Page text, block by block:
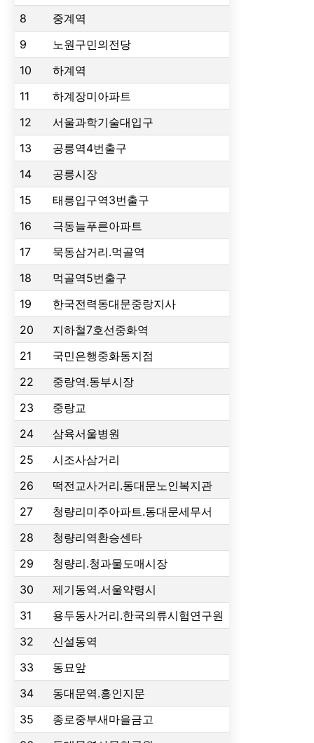
8
중계역
9
노원구민의전당
10
하계역
11
하계장미아파트
12
서울과학기술대입구
13
공릉역4번출구
14
공릉시장
15
태릉입구역3번출구
16
극동늘푸른아파트
17
묵동삼거리.먹골역
18
먹골역5번출구
19
한국전력동대문중랑지사
20
지하철7호선중화역
21
국민은행중화동지점
22
중랑역.동부시장
23
중랑교
24
삼육서울병원
25
시조사삼거리
26
떡전교사거리.동대문노인복지관
27
청량리미주아파트.동대문세무서
28
청량리역환승센타
29
청량리.청과물도매시장
30
제기동역.서울약령시
31
용두동사거리.한국의류시험연구원
32
신설동역
33
동묘앞
34
동대문역.흥인지문
35
종로중부새마을금고